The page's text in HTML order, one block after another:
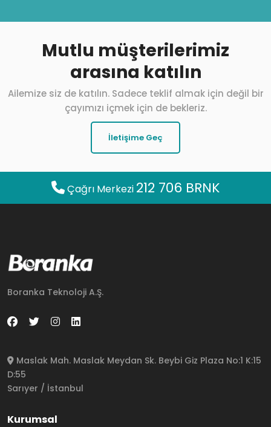
Mutlu müşterilerimiz
arasına katılın
Ailemize siz de katılın. Sadece teklif almak için değil bir
çayımızı içmek için de bekleriz.
İletişime Geç
Çağrı Merkezi 212 706 BRNK
Boranka Teknoloji A.Ş.
Maslak Mah. Maslak Meydan Sk. Beybi Giz Plaza No:1 K:15
D:55
Sarıyer / İstanbul
Kurumsal